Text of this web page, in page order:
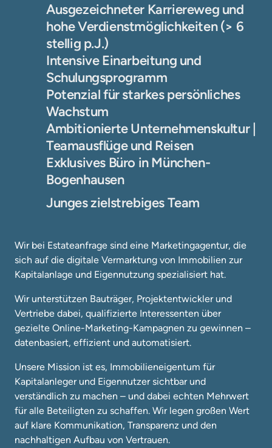
Ausgezeichneter Karriereweg und
hohe Verdienstmöglichkeiten (> 6
stellig p.J.)
Intensive Einarbeitung und
Schulungsprogramm
Potenzial für starkes persönliches
Wachstum
Ambitionierte Unternehmenskultur |
Teamausflüge und Reisen
Exklusives Büro in München-
Bogenhausen
Junges zielstrebiges Team
Wir bei Estateanfrage sind eine Marketingagentur, die
sich auf die digitale Vermarktung von Immobilien zur
Kapitalanlage und Eigennutzung spezialisiert hat.
Wir unterstützen Bauträger, Projektentwickler und
Vertriebe dabei, qualifizierte Interessenten über
gezielte Online-Marketing-Kampagnen zu gewinnen –
datenbasiert, effizient und automatisiert.
Unsere Mission ist es, Immobilieneigentum für
Kapitalanleger und Eigennutzer sichtbar und
verständlich zu machen – und dabei echten Mehrwert
für alle Beteiligten zu schaffen. Wir legen großen Wert
auf klare Kommunikation, Transparenz und den
nachhaltigen Aufbau von Vertrauen.